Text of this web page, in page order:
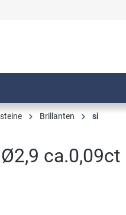
Brillanten si
ca.0,09ct